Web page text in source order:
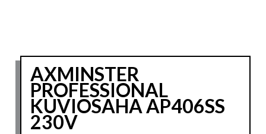
AXMINSTER
PROFESSIONAL
KUVIOSAHA AP406SS
230V